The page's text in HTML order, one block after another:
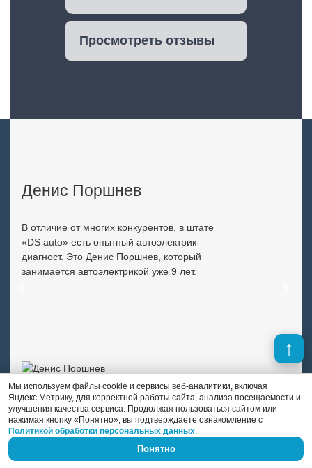
Просмотреть отзывы
Денис Поршнев
В отличие от многих конкурентов, в штате
«DS auto» есть опытный автоэлектрик-
диагност. Это Денис Поршнев, который
занимается автоэлектрикой уже 9 лет.
Мы используем файлы cookie и сервисы веб-аналитики, включая
Яндекс.Метрику, для корректной работы сайта, анализа посещаемости и
улучшения качества сервиса. Продолжая пользоваться сайтом или
нажимая кнопку «Понятно», вы подтверждаете ознакомление с
Политикой обработки персональных данных.
Понятно